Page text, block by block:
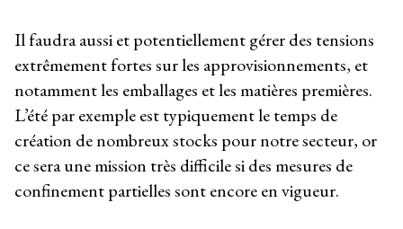
Il faudra aussi et potentiellement gérer des tensions
extrêmement fortes sur les approvisionnements, et
notamment les emballages et les matières premières.
L’été par exemple est typiquement le temps de
création de nombreux stocks pour notre secteur, or
ce sera une mission très difficile si des mesures de
confinement partielles sont encore en vigueur.